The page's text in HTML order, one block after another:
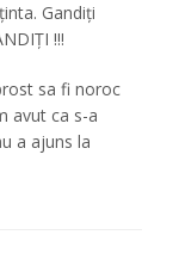
Gandiți
!!!
sa fi noroc
avut ca s-a
a ajuns la